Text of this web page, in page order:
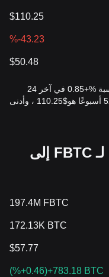
$110.25
%-43.23
$50.48
أحدث سعر FBTC هو $56.53 ، مع تغيير بنسبة %+0.85 في آخر 24
ساعة. أعلى مستوى وصلت له FBTC في 52 أسبوعًا هو$110.25 ، وأدنى
نسبة الزيادة/الخصم اليوم لـ FBTC إلى
197.4M FBTC
172.13K BTC
$57.77
+783.18 BTC
(%+0.46)